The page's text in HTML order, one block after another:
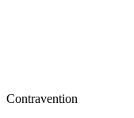
Contravention